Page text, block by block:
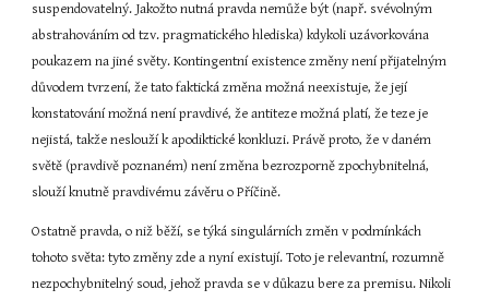
suspendovatelný. Jakožto nutná pravda nemůže být (např. svévolným
abstrahováním od tzv. pragmatického hlediska) kdykoli uzávorkována
poukazem na jiné světy. Kontingentní existence změny není přijatelným
důvodem tvrzení, že tato faktická změna možná neexistuje, že její
konstatování možná není pravdivé, že antiteze možná platí, že teze je
nejistá, takže neslouží k apodiktické konkluzi. Právě proto, že v daném
světě (pravdivě poznaném) není změna bezrozporně zpochybnitelná,
slouží knutně pravdivému závěru o Příčině.
Ostatně pravda, o niž běží, se týká singulárních změn v podmínkách
tohoto světa: tyto změny zde a nyní existují. Toto je relevantní, rozumně
nezpochybnitelný soud, jehož pravda se v důkazu bere za premisu. Nikoli